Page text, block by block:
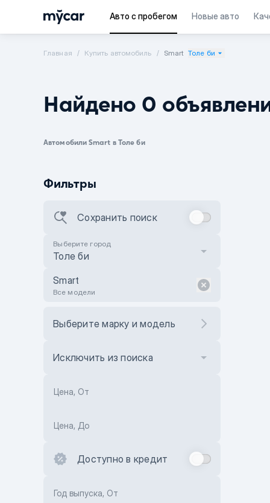
Авто с пробегом Новые авто
Главная Купить автомобиль Smart Толе би
Найдено 0
Автомобили Smart в Толе би
Фильтры
Сохранить поиск
Выберите город
Толе би
Smart
Все модели
Выберите марку и модель
Исключить из поиска
Цена, От
Цена, До
Доступно в кредит
Год выпуска, От